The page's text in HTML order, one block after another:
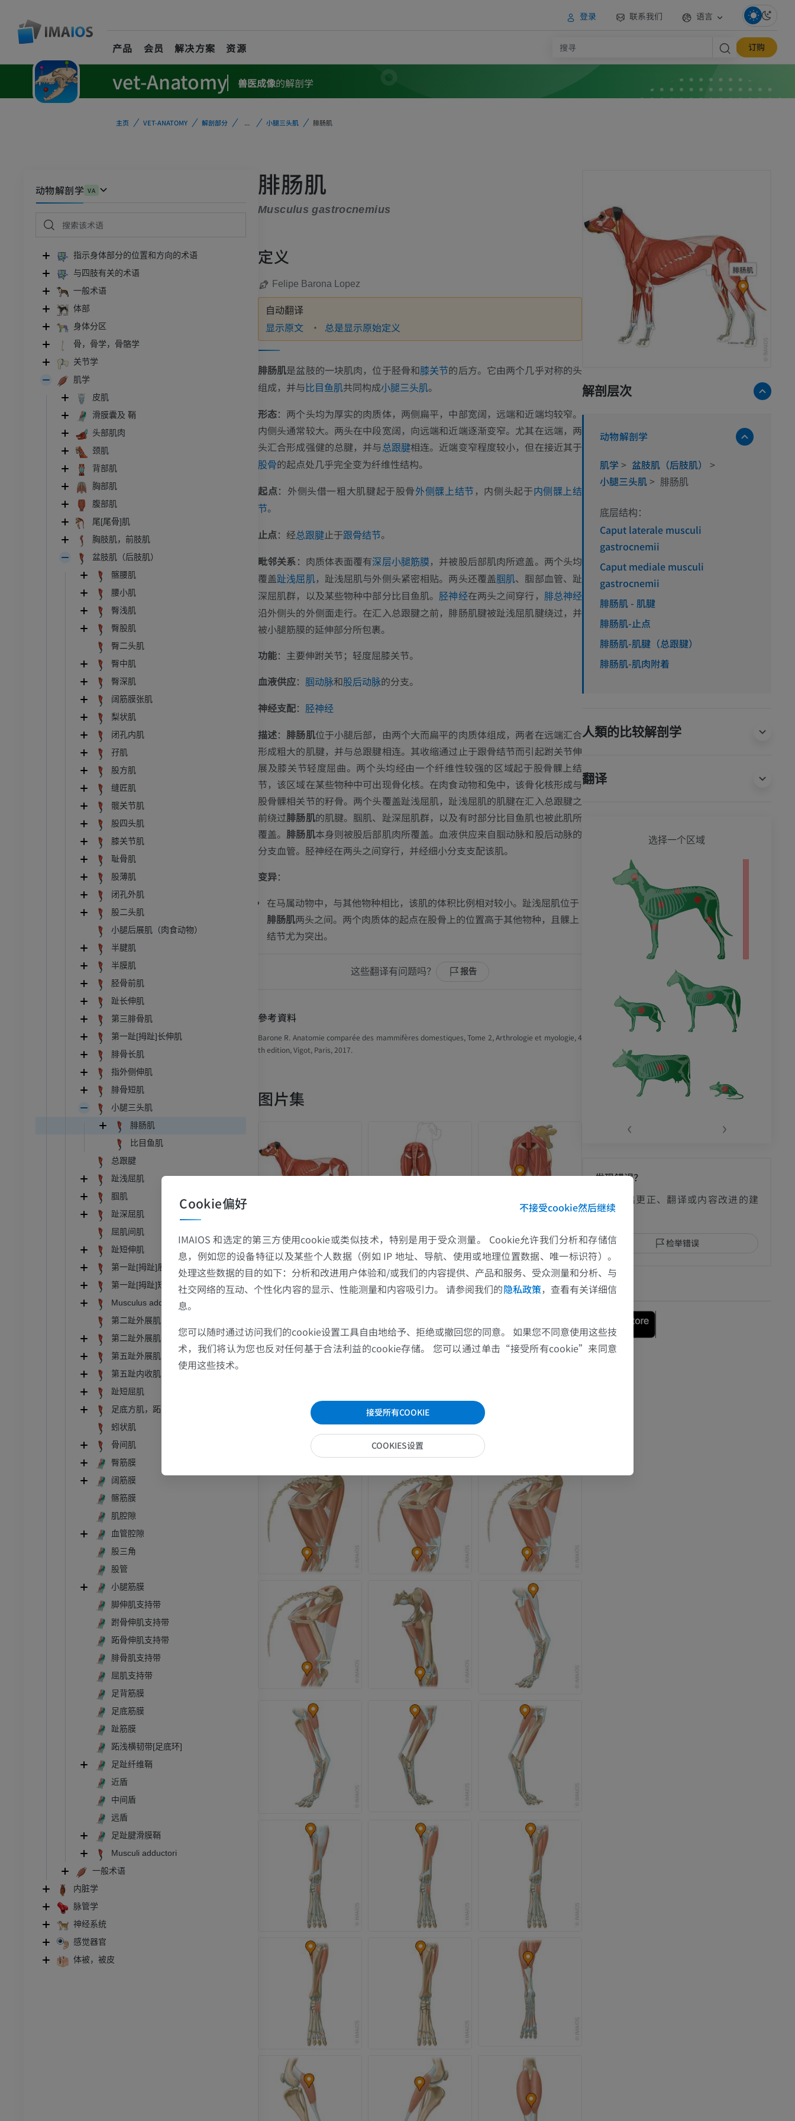
登录 联系我们 语言
产品 会员 解决方案 资源 订购
vet-Anatomy 兽医成像的解剖学
主页 VET-ANATOMY 解剖部分 ... 小腿三头肌 腓肠肌
动物解剖学 VA
指示身体部分的位置和方向的术语
与四肢有关的术语
一般术语
体部
身体分区
骨，骨学，骨骼学
关节学
肌学
皮肌
滑膜囊及 鞘
头部肌肉
颈肌
背部肌
胸部肌
腹部肌
尾[尾骨]肌
胸肢肌，前肢肌
盆肢肌（后肢肌）
髂腰肌
腰小肌
臀浅肌
臀股肌
臀二头肌
臀中肌
臀深肌
阔筋膜张肌
梨状肌
闭孔内肌
孖肌
股方肌
缝匠肌
髋关节肌
股四头肌
膝关节肌
耻骨肌
股薄肌
闭孔外肌
股二头肌
小腿后展肌（肉食动物）
半腱肌
半膜肌
胫骨前肌
趾长伸肌
第三腓骨肌
第一趾[拇趾]长伸肌
腓骨长肌
指外侧伸肌
腓骨短肌
小腿三头肌
腓肠肌
比目鱼肌
总跟腱
趾浅屈肌
腘肌
趾深屈肌
屈肌间肌
趾短伸肌
第一趾[拇趾]展肌
第一趾[拇趾]短屈肌
Musculus adductor digiti I [hallucis]
第二趾外展肌
第二趾外展肌
第五趾外展肌
第五趾内收肌
趾短屈肌
足底方肌，跖方肌[副屈肌]
蚓状肌
骨间肌
臀筋膜
阔筋膜
髂筋膜
肌腔隙
血管腔隙
股三角
股管
小腿筋膜
脚伸肌支持带
跗骨伸肌支持带
跖骨伸肌支持带
腓骨肌支持带
屈肌支持带
足背筋膜
足底筋膜
趾筋膜
跖浅横韧带[足底环]
足趾纤维鞘
近盾
中间盾
远盾
足趾腱滑膜鞘
Musculi adductori
一般术语
内脏学
脉管学
神经系统
感觉器官
体被，被皮
腓肠肌
Musculus gastrocnemius
定义
Felipe Barona Lopez
自动翻译
显示原文 总是显示原始定义
腓肠肌是盆肢的一块肌肉，位于胫骨和膝关节的后方。它由两个几乎对称的头
组成，并与比目鱼肌共同构成小腿三头肌。
形态：两个头均为厚实的肉质体，两侧扁平，中部宽阔，远端和近端均较窄。
内侧头通常较大。两头在中段宽阔，向远端和近端逐渐变窄。尤其在远端，两
头汇合形成强健的总腱，并与总跟腱相连。近端变窄程度较小，但在接近其于
股骨的起点处几乎完全变为纤维性结构。
起点：外侧头借一粗大肌腱起于股骨外侧髁上结节 ，内侧头起于内侧髁上结
节。
止点：经总跟腱止于跟骨结节。
毗邻关系：肉质体表面覆有深层小腿筋膜，并被股后部肌肉所遮盖。两个头均
覆盖趾浅屈肌，趾浅屈肌与外侧头紧密相贴。两头还覆盖腘肌、腘部血管、趾
深屈肌群，以及某些物种中部分比目鱼肌。 胫神经在两头之间穿行， 腓总神经
沿外侧头的外侧面走行。在汇入总跟腱之前，腓肠肌腱被趾浅屈肌腱绕过，并
被小腿筋膜的延伸部分所包裹。
功能：主要伸跗关节；轻度屈膝关节。
血液供应： 腘动脉和股后动脉的分支。
神经支配： 胫神经
描述： 腓肠肌位于小腿后部，由两个大而扁平的肉质体组成，两者在远端汇合
形成粗大的肌腱，并与总跟腱相连。其收缩通过止于跟骨结节而引起跗关节伸
展及膝关节轻度屈曲。两个头均经由一个纤维性较强的区域起于股骨髁上结
节，该区域在某些物种中可出现骨化核。在肉食动物和兔中，该骨化核形成与
股骨髁相关节的籽骨。两个头覆盖趾浅屈肌，趾浅屈肌的肌腱在汇入总跟腱之
前绕过腓肠肌的肌腱。腘肌、趾深屈肌群，以及有时部分比目鱼肌也被此肌所
覆盖。 腓肠肌本身则被股后部肌肉所覆盖。血液供应来自腘动脉和股后动脉的
分支血管。胫神经在两头之间穿行，并经细小分支支配该肌。
变异：
在马属动物中，与其他物种相比，该肌的体积比例相对较小。趾浅屈肌位于
腓肠肌两头之间。两个肉质体的起点在股骨上的位置高于其他物种，且髁上
结节尤为突出。
这些翻译有问题吗？ 报告
參考資料
Barone R. Anatomie comparée des mammifères domestiques, Tome 2, Arthrologie et myologie, 4
th edition, Vigot, Paris, 2017.
图片集
解剖层次
动物解剖学
肌学 > 盆肢肌（后肢肌） >
小腿三头肌> 腓肠肌
底层结构：
Caput laterale musculi
gastrocnemii
Caput mediale musculi
gastrocnemii
腓肠肌 - 肌腱
腓肠肌-止点
腓肠肌-肌腱（总跟腱）
腓肠肌-肌肉附着
人類的比较解剖学
翻译
牛
牛 - 骨学
马
优质会员
马-骨骼学
优质会员
马 - 头部
计算机体层摄影
优质会员
马-牙齿
插画
老鼠
免費
选择一个区域
‹ ›
发现错误？
欢迎提出更正、翻译或内容改进的建
议。
检举错误
下载APP
Cookie偏好 不接受cookie然后继续
IMAIOS 和选定的第三方使用cookie或类似技术，特别是用于受众测量。 Cookie允许我们分析和存储信
息，例如您的设备特征以及某些个人数据（例如 IP 地址、导航、使用或地理位置数据、唯一标识符）。
处理这些数据的目的如下：分析和改进用户体验和/或我们的内容提供、产品和服务、受众测量和分析、与
社交网络的互动、个性化内容的显示、性能测量和内容吸引力。 请参阅我们的隐私政策，查看有关详细信
息。
您可以随时通过访问我们的cookie设置工具自由地给予、拒绝或撤回您的同意。 如果您不同意使用这些技
术，我们将认为您也反对任何基于合法利益的cookie存储。 您可以通过单击“接受所有cookie”来同意
使用这些技术。
接受所有COOKIE
COOKIES设置